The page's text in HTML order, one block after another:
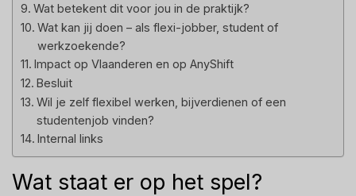
Wat betekent dit voor jou in de praktijk?
Wat kan jij doen – als flexi-jobber, student of
werkzoekende?
Impact op Vlaanderen en op AnyShift
Besluit
Wil je zelf flexibel werken, bijverdienen of een
studentenjob vinden?
Internal links
Wat staat er op het spel?